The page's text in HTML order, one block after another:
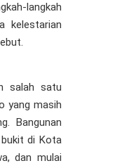
langkah
kelestarian
salah satu
yang masih
Bangunan
di Kota
dan mulai